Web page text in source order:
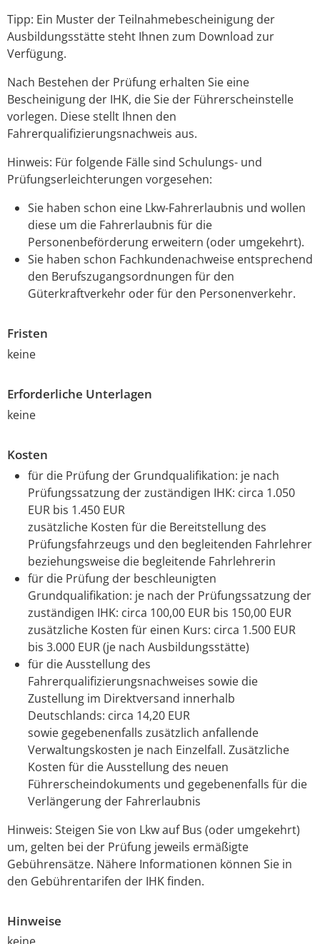
Tipp: Ein Muster der Teilnahmebescheinigung der
Ausbildungsstätte steht Ihnen zum Download zur
Verfügung.
Nach Bestehen der Prüfung erhalten Sie eine
Bescheinigung der IHK, die Sie der Führerscheinstelle
vorlegen. Diese stellt Ihnen den
Fahrerqualifizierungsnachweis aus.
Hinweis: Für folgende Fälle sind Schulungs- und
Prüfungserleichterungen vorgesehen:
Sie haben schon eine Lkw-Fahrerlaubnis und wollen
diese um die Fahrerlaubnis für die
Personenbeförderung erweitern (oder umgekehrt).
Sie haben schon Fachkundenachweise entsprechend
den Berufszugangsordnungen für den
Güterkraftverkehr oder für den Personenverkehr.
Fristen
keine
Erforderliche Unterlagen
keine
Kosten
für die Prüfung der Grundqualifikation: je nach
Prüfungssatzung der zuständigen IHK: circa 1.050
EUR bis 1.450 EUR
zusätzliche Kosten für die Bereitstellung des
Prüfungsfahrzeugs und den begleitenden Fahrlehrer
beziehungsweise die begleitende Fahrlehrerin
für die Prüfung der beschleunigten
Grundqualifikation: je nach der Prüfungssatzung der
zuständigen IHK: circa 100,00 EUR bis 150,00 EUR
zusätzliche Kosten für einen Kurs: circa 1.500 EUR
bis 3.000 EUR (je nach Ausbildungsstätte)
für die Ausstellung des
Fahrerqualifizierungsnachweises sowie die
Zustellung im Direktversand innerhalb
Deutschlands: circa 14,20 EUR
sowie gegebenenfalls zusätzlich anfallende
Verwaltungskosten je nach Einzelfall. Zusätzliche
Kosten für die Ausstellung des neuen
Führerscheindokuments und gegebenenfalls für die
Verlängerung der Fahrerlaubnis
Hinweis: Steigen Sie von Lkw auf Bus (oder umgekehrt)
um, gelten bei der Prüfung jeweils ermäßigte
Gebührensätze. Nähere Informationen können Sie in
den Gebührentarifen der IHK finden.
Hinweise